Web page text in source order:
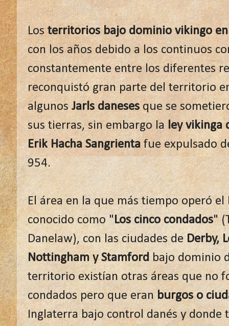
Losterritorios bajo dominio vikingo
con los años debido a los continuos
constantemente entre los diferentes
reconquistó gran parte del territorio
algunosJarls danesesque se
sus tierras, sin embargo laley vikinga
Erik Hacha Sangrientafue expulsado
954.
El área en la que más tiempo operó el
conocido como "Los cinco condados"
Danelaw), con las ciudades deDerby,
Nottingham y Stamfordbajo dominio
territorio existían otras áreas que no
condados pero que eranburgos o
Inglaterra bajo control danés y donde